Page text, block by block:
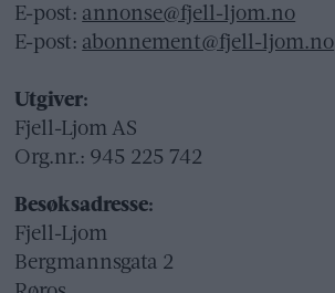
E-post: annonse@fjell-ljom.no
E-post: abonnement@fjell-ljom.no
Utgiver:
Fjell-Ljom AS
Org.nr.: 945 225 742
Besøksadresse:
Fjell-Ljom
Bergmannsgata 2